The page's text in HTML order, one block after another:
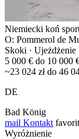
Niemiecki koń
O: Pommerol de
Skoki · Ujeżdżenie
5 000 € do 10 000
~23 024 zł do 46
DE
Bad König
mail Kontakt
Wyróżnienie